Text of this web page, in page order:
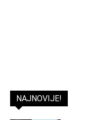
NAJNOVIJE!